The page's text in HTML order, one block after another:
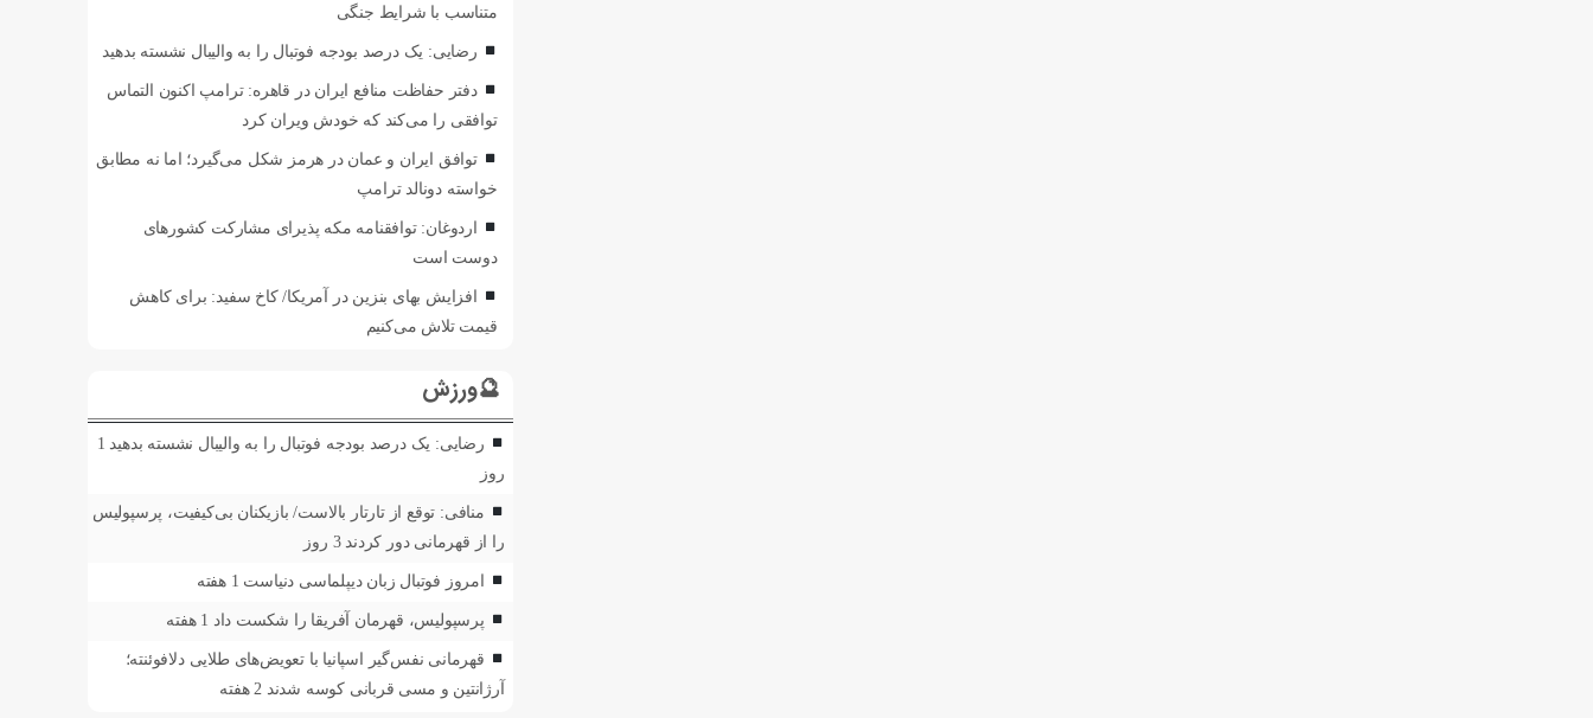
متناسب با شرایط جنگی
رضایی: یک درصد بودجه فوتبال را به والیبال نشسته بدهید
دفتر حفاظت منافع ایران در قاهره: ترامپ اکنون التماس
توافقی را می‌کند که خودش ویران کرد
توافق ایران و عمان در هرمز شکل می‌گیرد؛ اما نه مطابق
خواسته دونالد ترامپ
اردوغان: توافقنامه مکه پذیرای مشارکت کشورهای
دوست است
افزایش بهای بنزین در آمریکا/ کاخ سفید: برای کاهش
قیمت تلاش می‌کنیم
🔮ورزش
رضایی: یک درصد بودجه فوتبال را به والیبال نشسته بدهید 1
روز
منافی: توقع از تارتار بالاست/ بازیکنان بی‌کیفیت، پرسپولیس
را از قهرمانی دور کردند 3 روز
امروز فوتبال زبان دیپلماسی دنیاست 1 هفته
پرسپولیس، قهرمان آفریقا را شکست داد 1 هفته
قهرمانی نفس‌گیر اسپانیا با تعویض‌های طلایی دلافوئنته؛
آرژانتین و مسی قربانی کوسه شدند 2 هفته